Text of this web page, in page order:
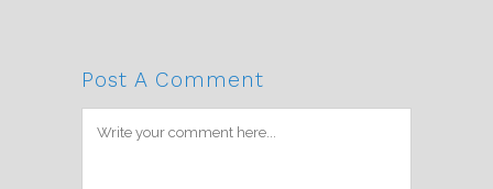
Post A Comment